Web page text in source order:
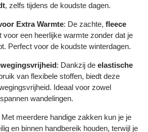
, zelfs tijdens de koudste dagen.
Extra Warmte: De zachte, fleece
voor een heerlijke warmte zonder dat je
Perfect voor de koudste winterdagen.
: Dankzij de elastische
van flexibele stoffen, biedt deze
Ideaal voor zowel
wandelingen.
Met meerdere handige zakken kun je je
en binnen handbereik houden, terwijl je